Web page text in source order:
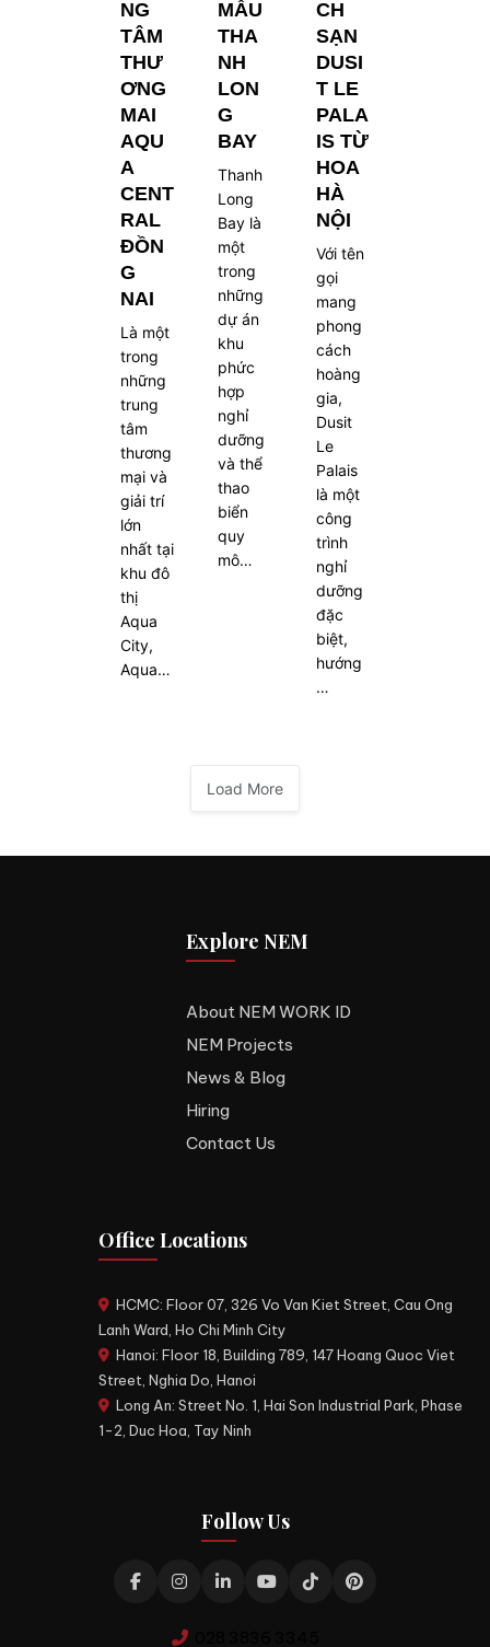
NG
TÂM
THƯ
ƠNG
MAI
AQU
A
CENT
RAL
ĐỒN
G
NAI
Là một
trong
những
trung
tâm
thương
mại và
giải trí
lớn
nhất tại
khu đô
thị
Aqua
City,
Aqua…
MẪU
THA
NH
LON
G
BAY
Thanh
Long
Bay là
một
trong
những
dự án
khu
phức
hợp
nghỉ
dưỡng
và thể
thao
biển
quy
mô…
CH
SẠN
DUSI
T LE
PALA
IS TỪ
HOA
HÀ
NỘI
Với tên
gọi
mang
phong
cách
hoàng
gia,
Dusit
Le
Palais
là một
công
trình
nghỉ
dưỡng
đặc
biệt,
hướng
…
Load More
Explore NEM
About NEM WORK ID
NEM Projects
News & Blog
Hiring
Contact Us
Office Locations
HCMC: Floor 07, 326 Vo Van Kiet Street, Cau Ong
Lanh Ward, Ho Chi Minh City
Hanoi: Floor 18, Building 789, 147 Hoang Quoc Viet
Street, Nghia Do, Hanoi
Long An: Street No. 1, Hai Son Industrial Park, Phase
1-2, Duc Hoa, Tay Ninh
Follow Us